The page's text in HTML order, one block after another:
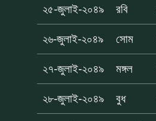
২৫-জুলাই-২০৪৯ রবি
২৬-জুলাই-২০৪৯ সোম
২৭-জুলাই-২০৪৯ মঙ্গল
২৮-জুলাই-২০৪৯ বুধ